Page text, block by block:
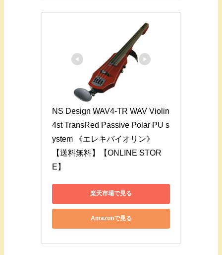
NS Design WAV4-TR WAV Violin
4st TransRed Passive Polar PU s
ystem 《エレキバイオリン》
【送料無料】【ONLINE STOR
E】
楽天市場で見る
Amazonで見る